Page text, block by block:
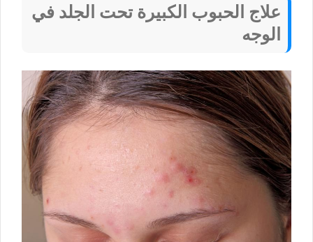
علاج الحبوب الكبيرة تحت الجلد في
الوجه